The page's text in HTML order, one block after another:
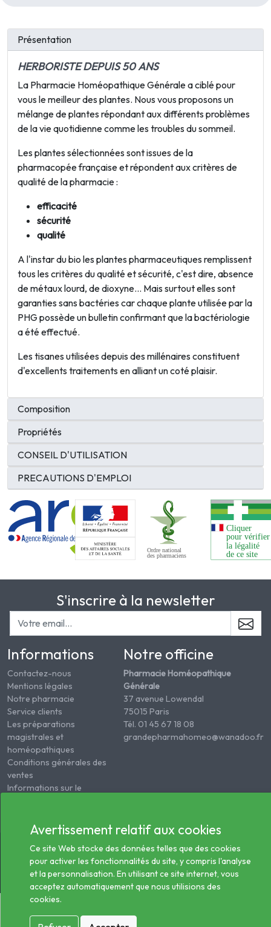
Présentation
HERBORISTE DEPUIS 50 ANS
La Pharmacie Homéopathique Généralea ciblé pour
vous le meilleur des plantes. Nous vous proposons un
mélange de plantes répondant aux différents problèmes
de la vie quotidienne comme les troubles du sommeil.
Les plantes sélectionnées sont issues de la
pharmacopée française et répondent aux critères de
qualité de la pharmacie :
efficacité
sécurité
qualité
A l'instar du bio les plantes pharmaceutiques remplissent
tous les critères du qualité et sécurité, c'est dire, absence
de métaux lourd, de dioxyne... Mais surtout elles sont
garanties sans bactéries car chaque plante utilisée par la
PHG possède un bulletin confirmant que la bactériologie
a été effectué.
Les tisanes utilisées depuis des millénaires constituent
d'excellents traitements en alliant un coté plaisir.
Composition
Propriétés
CONSEIL D'UTILISATION
PRECAUTIONS D'EMPLOI
S'inscrire à la newsletter
Informations
Contactez-nous
Mentions légales
Notre pharmacie
Service clients
Les préparations
magistrales et
homéopathiques
Conditions générales des
ventes
Informations sur le
Notre officine
Pharmacie Homéopathique
Générale
37 avenue Lowendal
75015 Paris
Tél. 01 45 67 18 08
grandepharmahomeo@wanadoo.fr
© 2026 - Tous droits réservés Pharmacie Homéopathie
Avertissement relatif aux cookies
Ce site Web stocke des données telles que des cookies
pour activer les fonctionnalités du site, y compris l'analyse
et la personnalisation. En utilisant ce site internet, vous
acceptez automatiquement que nous utilisions des
cookies.